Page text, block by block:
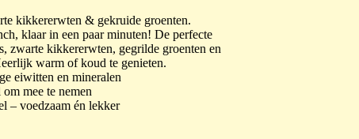
kikkererwten & gekruide groenten.
klaar in een paar minuten! De perfecte
zwarte kikkererwten, gegrilde groenten en
warm of koud te genieten.
eiwitten en mineralen
mee te nemen
– voedzaam én lekker